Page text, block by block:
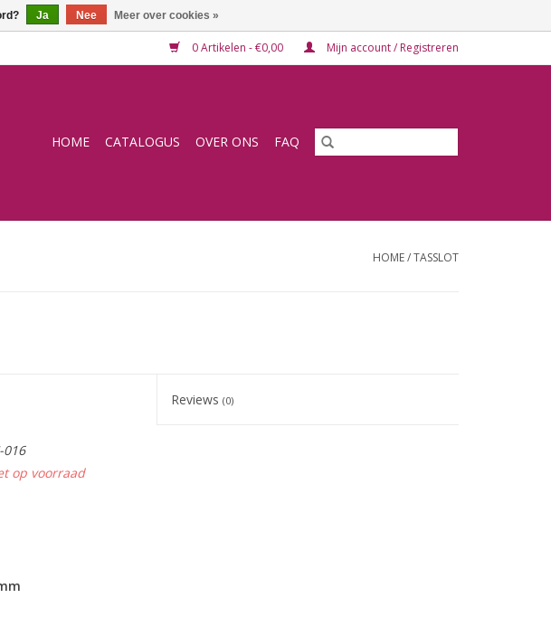
0 Artikelen - €0,00 Mijn account / Registreren
HOME CATALOGUS OVER ONS FAQ
HOME/TASSLOT
Reviews(0)
016
op voorraad
Ja Nee Meer over cookies »